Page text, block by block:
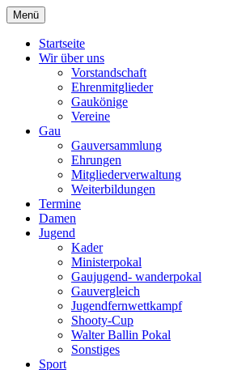
Zum
Inhalt
springen
Schützengau Simbach
Menü
Startseite
Wir über uns
Vorstandschaft
Ehrenmitglieder
Gaukönige
Vereine
Gau
Gauversammlung
Ehrungen
Mitgliederverwaltung
Weiterbildungen
Termine
Damen
Jugend
Kader
Ministerpokal
Gaujugend- wanderpokal
Gauvergleich
Jugendfernwettkampf
Shooty-Cup
Walter Ballin Pokal
Sonstiges
Sport